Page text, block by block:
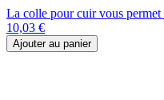
La colle pour cuir vous
10,03 €
Ajouter au panier